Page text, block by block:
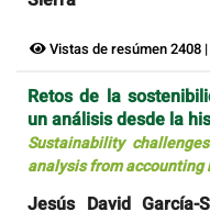
Vistas de resúmen 2408 |
Retos de la
un análisis desde la
Sustainability
analysis from accounting
Jesús David García-